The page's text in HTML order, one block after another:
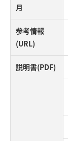
月
参考情報
(URL)
説明書(PDF)